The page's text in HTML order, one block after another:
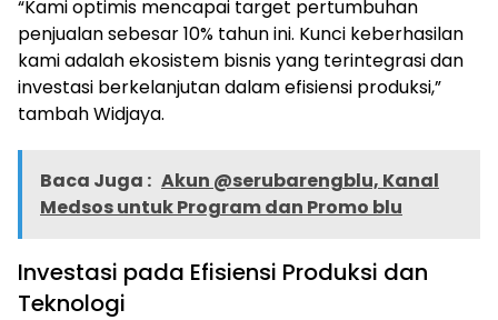
“Kami optimis mencapai target pertumbuhan
penjualan sebesar 10% tahun ini. Kunci keberhasilan
kami adalah ekosistem bisnis yang terintegrasi dan
investasi berkelanjutan dalam efisiensi produksi,”
tambah Widjaya.
Baca Juga : Akun @serubarengblu, Kanal
Medsos untuk Program dan Promo blu
Investasi pada Efisiensi Produksi dan
Teknologi